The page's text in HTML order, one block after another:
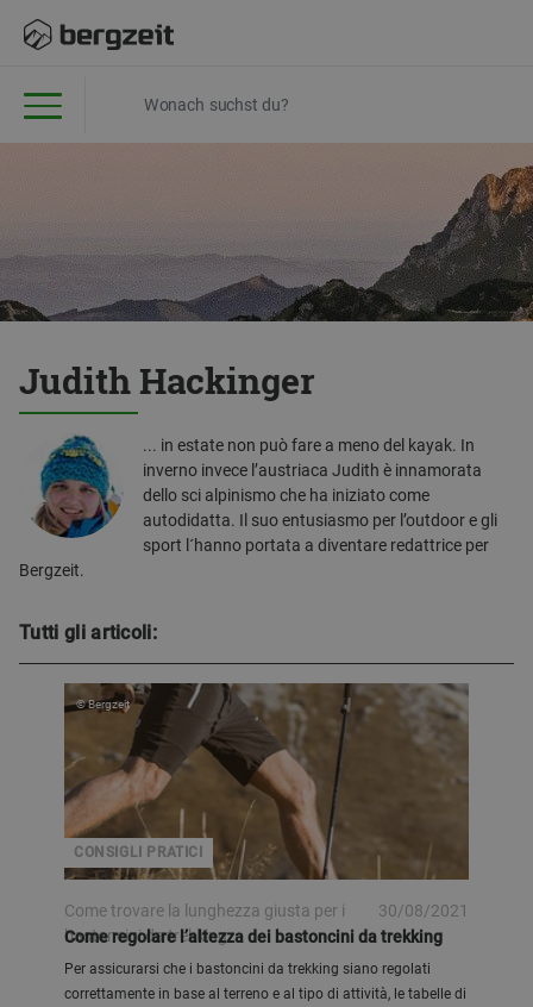
Judith Hackinger
... in estate non può fare a meno del kayak. In
inverno invece l’austriaca Judith è innamorata
dello sci alpinismo che ha iniziato come
autodidatta. Il suo entusiasmo per l’outdoor e gli
sport l´hanno portata a diventare redattrice per
Bergzeit.
Tutti gli articoli:
CONSIGLI PRATICI
© Bergzeit
Come trovare la lunghezza giusta per i
bastoncini da trekking
30/08/2021
Come regolare l’altezza dei bastoncini da trekking
Per assicurarsi che i bastoncini da trekking siano regolati
correttamente in base al terreno e al tipo di attività, le tabelle di